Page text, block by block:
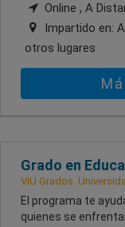
Online , A
Impartido en:
otros lugares
Grado en
VIU Grados.
El programa te
quienes se